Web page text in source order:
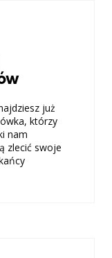
już
którzy
nam
zlecić swoje